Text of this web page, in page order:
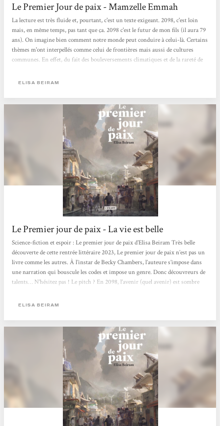
Le Premier Jour de paix - Mamzelle Emmah
La lecture est très fluide et, pourtant, c'est un texte exigeant. 2098, c'est loin
mais, en même temps, pas tant que ça. 2098 c'est le futur de mon fils (il aura 79
ans). On imagine bien comment notre monde peut conduire à celui-là. Certains
thèmes m'ont interpellés comme celui de frontières mais aussi de cultures
communes. En effet, du fait des bouleversements climatiques et de la rareté de
à un mélange des cultures. D'autres ont choisi de rester mais est-ce une bonne
ELISA BEIRAM
Le Premier jour de paix - La vie est belle
Science-fiction et espoir : Le premier jour de paix d’Elisa Beiram Très belle
découverte de cette rentrée littéraire 2023, Le premier jour de paix n’est pas un
livre comme les autres. À l’instar de Becky Chambers, l’auteure s’impose dans
une narration qui bouscule les codes et impose un genre. Donc découvreurs de
talents… N’hésitez pas ! Le pitch ? En 2098, l’avenir (quel avenir) est sombre
climatiques. Les « unes » événementielles des JT...
ELISA BEIRAM